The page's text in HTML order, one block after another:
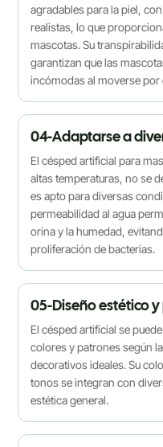
agradables para la piel,
realistas, lo que
mascotas. Su
garantizan que las
incómodas al moverse por
04-Adaptarse a
El césped artificial para
altas temperaturas, no se
es apto para diversas
permeabilidad al agua
orina y la humedad,
proliferación de bacterias.
05-Diseño estético
El césped artificial se
colores y patrones según
decorativos ideales. Su
tonos se integran con
estética general.